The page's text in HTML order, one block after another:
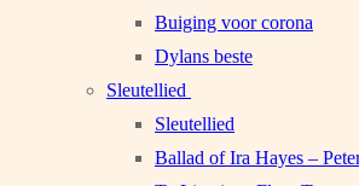
Buiging voor corona
Dylans beste
Sleutellied
Sleutellied
Ballad of Ira Hayes –